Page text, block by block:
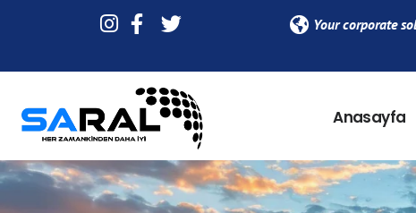
Your corporate
Anasayfa